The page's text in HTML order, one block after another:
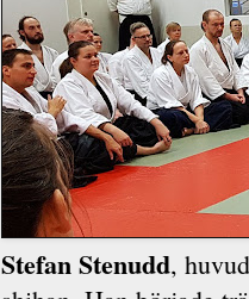
Stefan Stenudd,